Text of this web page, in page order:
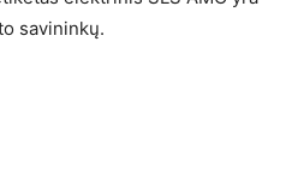
savininkų.